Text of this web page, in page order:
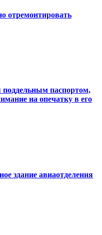
отремонтировать
поддельным паспортом,
на опечатку в его
здание авиаотделения